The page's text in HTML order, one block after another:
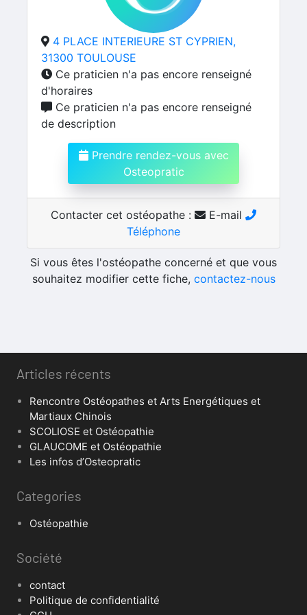
4 PLACE INTERIEURE ST CYPRIEN,
31300 TOULOUSE
Ce praticien n'a pas encore renseigné
d'horaires
Ce praticien n'a pas encore renseigné
de description
Prendre rendez-vous avec
Osteopratic
Contacter cet ostéopathe :
E-mail
Téléphone
Si vous êtes l'ostéopathe concerné et que vous
souhaitez modifier cette fiche, contactez-nous
Articles récents
Rencontre Ostéopathes et Arts Energétiques et
Martiaux Chinois
SCOLIOSE et Ostéopathie
GLAUCOME et Ostéopathie
Les infos d’Osteopratic
Categories
Ostéopathie
Société
contact
Politique de confidentialité